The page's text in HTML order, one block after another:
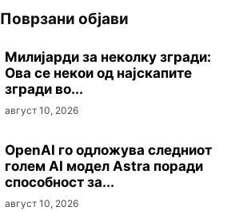
Поврзани објави
Милијарди за неколку згради:
Ова се некои од најскапите
згради во...
август 10, 2026
OpenAI го одложува следниот
голем АI модел Astra поради
способност за...
август 10, 2026